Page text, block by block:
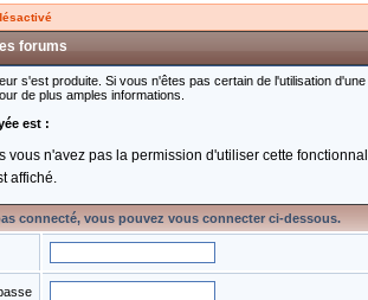
forums
s'est produite. Si vous n'êtes pas certain de l'utilisation
de plus amples informations.
est :
vous n'avez pas la permission d'utiliser cette
affiché.
connecté, vous pouvez vous connecter ci-dessous.